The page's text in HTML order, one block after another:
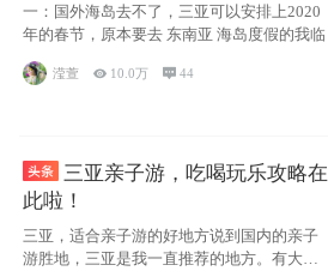
一：国外海岛去不了，三亚可以安排上2020
年的春节，原本要去 东南亚 海岛度假的我临
滢萱  10.0万 44
三亚亲子游，吃喝玩乐攻略在
此啦！
三亚，适合亲子游的好地方说到国内的亲子
游胜地，三亚是我一直推荐的地方。有大